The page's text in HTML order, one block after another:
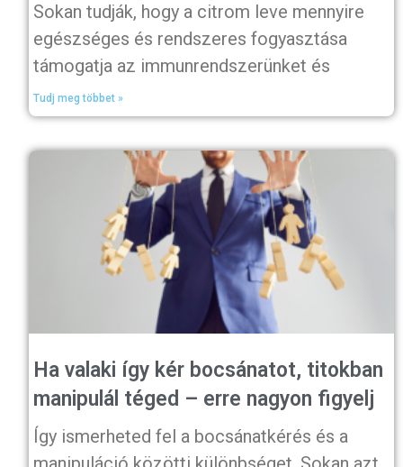
Sokan tudják, hogy a citrom leve mennyire
egészséges és rendszeres fogyasztása
támogatja az immunrendszerünket és
Tudj meg többet »
Ha valaki így kér bocsánatot, titokban
manipulál téged – erre nagyon figyelj
Így ismerheted fel a bocsánatkérés és a